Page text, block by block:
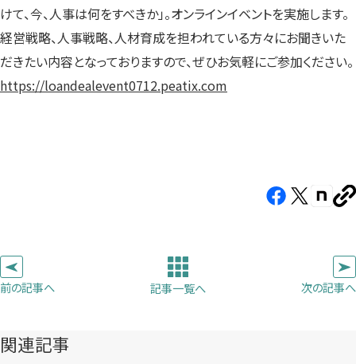
けて、今、人事は何をすべきか」。オンラインイベントを実施します。
経営戦略、人事戦略、人材育成を担われている方々にお聞きいた
だきたい内容となっておりますので、ぜひお気軽にご参加ください。
https://loandealevent0712.peatix.com
Facebook（新
X（新 note（新
で
ー
前の記事へ 記事一覧へ 次の記事へ
関連記事